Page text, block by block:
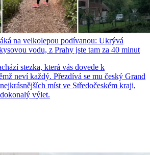
na velkolepou podívanou: Ukrývá
vodu, z Prahy jste tam za 40 minut
stezka, která vás dovede k
neví každý. Přezdívá se mu český Grand
míst ve Středočeském kraji,
výlet.